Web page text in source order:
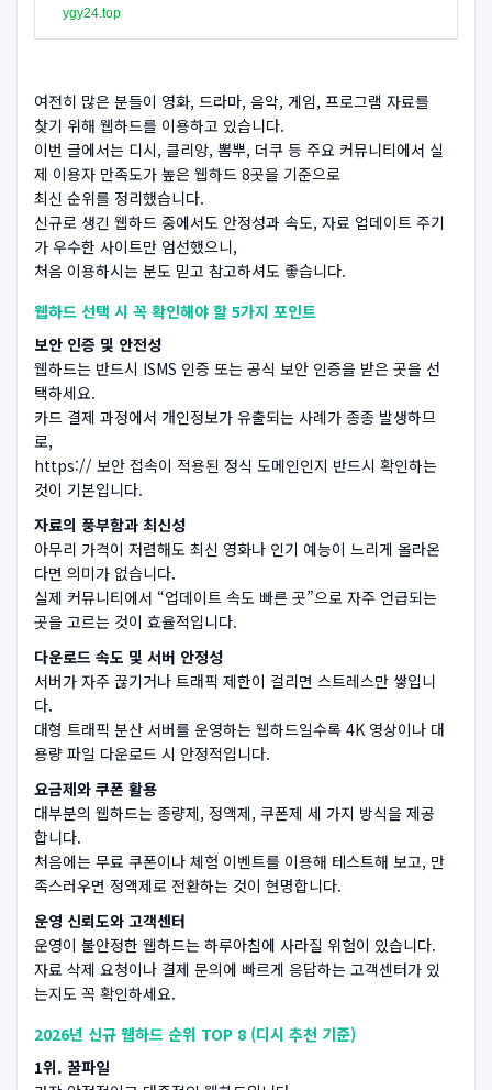
ygy24.top
여전히 많은 분들이 영화, 드라마, 음악, 게임, 프로그램 자료를
찾기 위해 웹하드를 이용하고 있습니다.
이번 글에서는 디시, 클리앙, 뽐뿌, 더쿠 등 주요 커뮤니티에서 실
제 이용자 만족도가 높은 웹하드 8곳을 기준으로
최신 순위를 정리했습니다.
신규로 생긴 웹하드 중에서도 안정성과 속도, 자료 업데이트 주기
가 우수한 사이트만 엄선했으니,
처음 이용하시는 분도 믿고 참고하셔도 좋습니다.
웹하드 선택 시 꼭 확인해야 할 5가지 포인트
보안 인증 및 안전성
웹하드는 반드시 ISMS 인증 또는 공식 보안 인증을 받은 곳을 선
택하세요.
카드 결제 과정에서 개인정보가 유출되는 사례가 종종 발생하므
로,
https:// 보안 접속이 적용된 정식 도메인인지 반드시 확인하는
것이 기본입니다.
자료의 풍부함과 최신성
아무리 가격이 저렴해도 최신 영화나 인기 예능이 느리게 올라온
다면 의미가 없습니다.
실제 커뮤니티에서 “업데이트 속도 빠른 곳”으로 자주 언급되는
곳을 고르는 것이 효율적입니다.
다운로드 속도 및 서버 안정성
서버가 자주 끊기거나 트래픽 제한이 걸리면 스트레스만 쌓입니
다.
대형 트래픽 분산 서버를 운영하는 웹하드일수록 4K 영상이나 대
용량 파일 다운로드 시 안정적입니다.
요금제와 쿠폰 활용
대부분의 웹하드는 종량제, 정액제, 쿠폰제 세 가지 방식을 제공
합니다.
처음에는 무료 쿠폰이나 체험 이벤트를 이용해 테스트해 보고, 만
족스러우면 정액제로 전환하는 것이 현명합니다.
운영 신뢰도와 고객센터
운영이 불안정한 웹하드는 하루아침에 사라질 위험이 있습니다.
자료 삭제 요청이나 결제 문의에 빠르게 응답하는 고객센터가 있
는지도 꼭 확인하세요.
2026년 신규 웹하드 순위 TOP 8 (디시 추천 기준)
1위. 꿀파일